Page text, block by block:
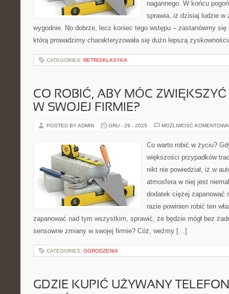
nagannego. W końcu
sprawia, iż dzisiaj ludzie w
wygodnie. No dobrze, lecz koniec tego wstępu – zastanówmy
którą prowadzimy charakteryzowała się dużo lepszą
CATEGORIES: RETRO/KLASYKA
CO ROBIĆ, ABY MÓC
W SWOJEJ FIRMIE?
POSTED BY ADMIN GRU - 29 - 2025 MOŻLIWOŚĆ
Co warto robić w życiu?
większości przypadków
nikt nie powiedział, iż w
atmosfera w niej jest
dodatek ciężej zapanować
razie powinien robić ten
zapanować nad tym wszystkim, sprawić, że będzie mógł bez
sensowne zmiany w swojej firmie? Cóż, weźmy […]
CATEGORIES: OGRODZENIA
GDZIE KUPIĆ UŻYWANY TELEFON